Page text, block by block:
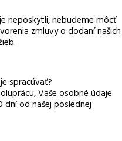
neposkytli, nebudeme môcť
zmluvy o dodaní našich
spracúvať?
Vaše osobné údaje
dní od našej poslednej